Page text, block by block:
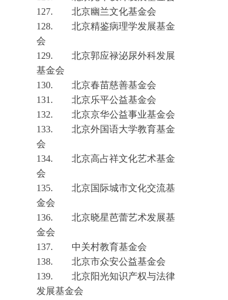
127.
北京幽兰文化基金会
128.
北京精鉴病理学发展基金
会
129.
北京郭应禄泌尿外科发展
基金会
130.
北京春苗慈善基金会
131.
北京乐平公益基金会
132.
北京京华公益事业基金会
133.
北京外国语大学教育基金
会
134.
北京高占祥文化艺术基金
会
135.
北京国际城市文化交流基
金会
136.
北京晓星芭蕾艺术发展基
金会
137.
中关村教育基金会
138.
北京市众安公益基金会
139.
北京阳光知识产权与法律
发展基金会